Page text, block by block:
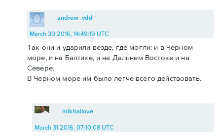
andrew_vdd
March 30 2016, 14:49:19 UTC
Так они и ударили везде, где могли: и в Черном
море, и на Балтике, и на Дальнем Востоке и на
Севере.
В Черном море им было легче всего действовать.
mikhailove
March 31 2016, 07:10:08 UTC